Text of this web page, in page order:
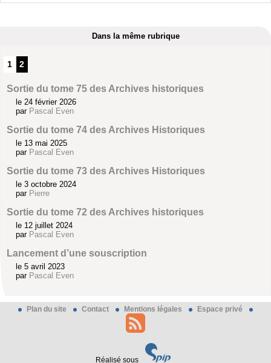
Dans la même rubrique
1 2
Sortie du tome 75 des Archives historiques
le 24 février 2026
par Pascal Even
Sortie du tome 74 des Archives Historiques
le 13 mai 2025
par Pascal Even
Sortie du tome 73 des Archives Historiques
le 3 octobre 2024
par Pierre
Sortie du tome 72 des Archives historiques
le 12 juillet 2024
par Pascal Even
Lancement d’une souscription
le 5 avril 2023
par Pascal Even
Plan du site Contact Mentions légales Espace privé
Réalisé sous